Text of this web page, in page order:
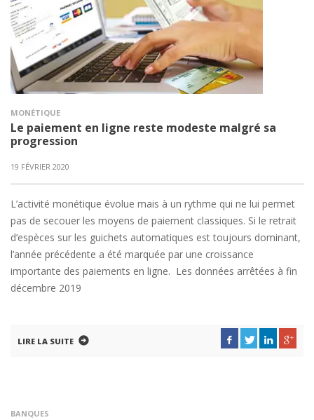
MONÉTIQUE
Le paiement en ligne reste modeste malgré sa
progression
19 FÉVRIER 2020
L’activité monétique évolue mais à un rythme qui ne lui permet
pas de secouer les moyens de paiement classiques. Si le retrait
d’espèces sur les guichets automatiques est toujours dominant,
l’année précédente a été marquée par une croissance
importante des paiements en ligne. Les données arrêtées à fin
décembre 2019
LIRE LA SUITE
BANQUES